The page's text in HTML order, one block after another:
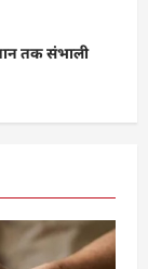
तक संभाली